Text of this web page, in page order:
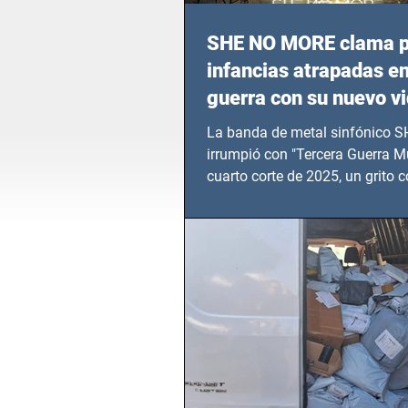
SHE NO MORE clama
infancias atrapadas
guerra con su nuevo
TERCERA GUERRA
La banda de metal sinfónico
irrumpió con "Tercera Guerra
cuarto corte de 2025, un grito
en epicentros bélicos.